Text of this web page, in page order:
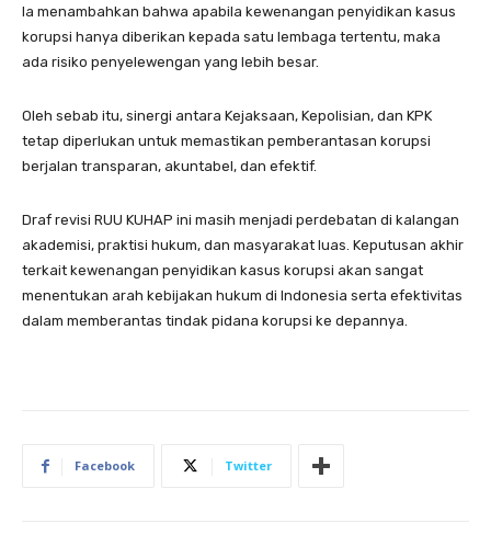
Ia menambahkan bahwa apabila kewenangan penyidikan kasus
korupsi hanya diberikan kepada satu lembaga tertentu, maka
ada risiko penyelewengan yang lebih besar.
Oleh sebab itu, sinergi antara Kejaksaan, Kepolisian, dan KPK
tetap diperlukan untuk memastikan pemberantasan korupsi
berjalan transparan, akuntabel, dan efektif.
Draf revisi RUU KUHAP ini masih menjadi perdebatan di kalangan
akademisi, praktisi hukum, dan masyarakat luas. Keputusan akhir
terkait kewenangan penyidikan kasus korupsi akan sangat
menentukan arah kebijakan hukum di Indonesia serta efektivitas
dalam memberantas tindak pidana korupsi ke depannya.
Facebook Twitter